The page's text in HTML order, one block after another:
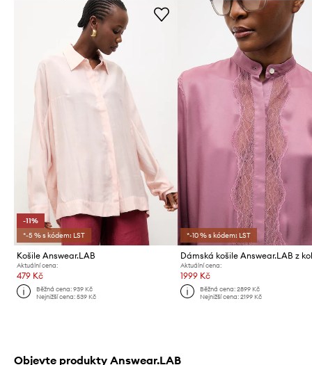
-11%
*-5 % s kódem: LST
Košile Answear.LAB
Aktuální cena:
479 Kč
Běžná cena:939 Kč
Nejnižší cena:539 Kč
*-10 % s kódem: LST
Aktuální cena:
1999 Kč
Běžná cena: 2899 Kč
Nejnižší cena: 2199 Kč
Objevte produkty Answear.LAB